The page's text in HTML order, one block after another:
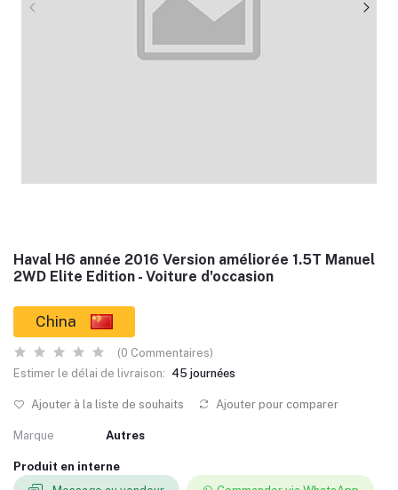
Haval H6 année 2016 Version améliorée 1.5T Manuel
2WD Elite Edition - Voiture d'occasion
China
(0 Commentaires)
Estimer le délai de livraison: 45 journées
Ajouter à la liste de souhaits Ajouter pour comparer
Marque Autres
Produit en interne